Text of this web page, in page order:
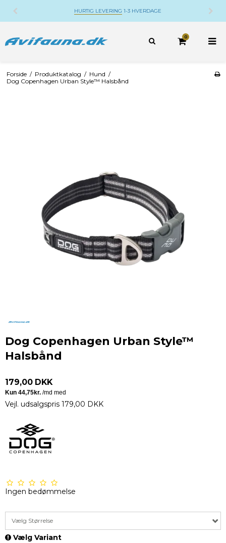
HURTIG LEVERING 1-3 HVERDAGE
0
Forside / Produktkatalog / Hund /
Dog Copenhagen Urban Style™ Halsbånd
Dog Copenhagen Urban Style™
Halsbånd
179,00 DKK
Vejl. udsalgspris 179,00 DKK
Ingen bedømmelse
Vælg Størrelse
Vælg Variant